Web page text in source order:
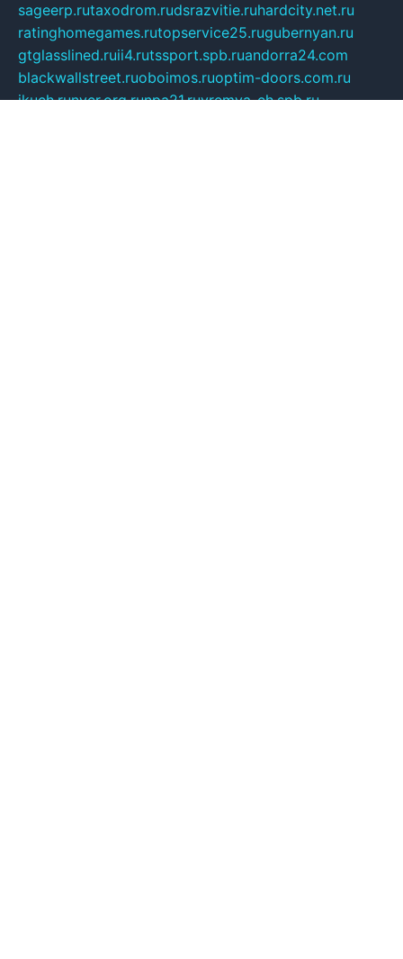
sageerp.rutaxodrom.rudsrazvitie.ruhardcity.net.ru
ratinghomegames.rutopservice25.rugubernyan.ru
gtglasslined.ruii4.rutssport.spb.ruandorra24.com
blackwallstreet.ruoboimos.ruoptim-doors.com.ru
ikuch.runycr.org.runpa21.ruvremya-ch.spb.ru